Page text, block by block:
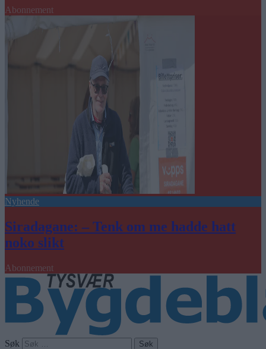
Abonnement
Nyhende
Siradagane: – Tenk om me hadde hatt
noko slikt
Abonnement
Søk